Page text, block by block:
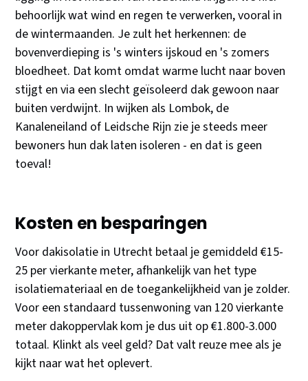
behoorlijk wat wind en regen te verwerken, vooral in
de wintermaanden. Je zult het herkennen: de
bovenverdieping is 's winters ijskoud en 's zomers
bloedheet. Dat komt omdat warme lucht naar boven
stijgt en via een slecht geïsoleerd dak gewoon naar
buiten verdwijnt. In wijken als Lombok, de
Kanaleneiland of Leidsche Rijn zie je steeds meer
bewoners hun dak laten isoleren - en dat is geen
toeval!
Kosten en besparingen
Voor dakisolatie in Utrecht betaal je gemiddeld €15-
25 per vierkante meter, afhankelijk van het type
isolatiemateriaal en de toegankelijkheid van je zolder.
Voor een standaard tussenwoning van 120 vierkante
meter dakoppervlak kom je dus uit op €1.800-3.000
totaal. Klinkt als veel geld? Dat valt reuze mee als je
kijkt naar wat het oplevert.